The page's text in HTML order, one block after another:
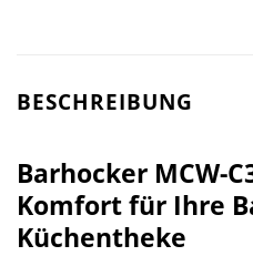
BESCHREIBUNG
Barhocker MCW-
Komfort für Ihre
Küchentheke